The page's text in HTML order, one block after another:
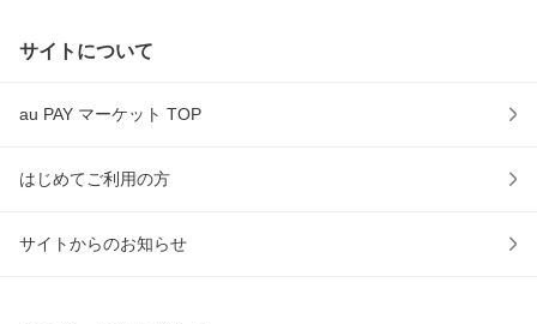
サイトについて
au PAY マーケット TOP
はじめてご利用の方
サイトからのお知らせ